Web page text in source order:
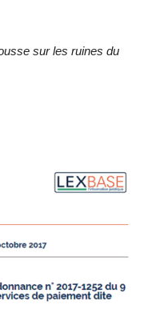
sur les ruines du